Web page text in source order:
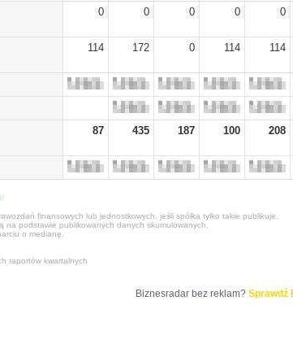
0 0 0 0 0
114 172 0 114 114
87 435 187 100 208
finansowych lub jednostkowych, jeśli spółka tylko takie publikuje.
na podstawie publikowanych danych skumulowanych.
o medianę.
raportów kwartalnych
Biznesradar bez reklam? Sprawdź